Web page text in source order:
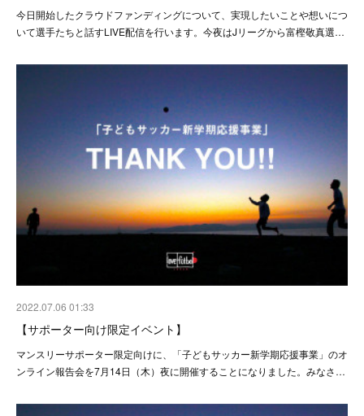
今日開始したクラウドファンディングについて、実現したいことや想いにつ
いて選手たちと話すLIVE配信を行います。今夜はJリーグから富樫敬真選…
2022.07.06 01:33
【サポーター向け限定イベント】
マンスリーサポーター限定向けに、「子どもサッカー新学期応援事業」のオ
ンライン報告会を7月14日（木）夜に開催することになりました。みなさ…